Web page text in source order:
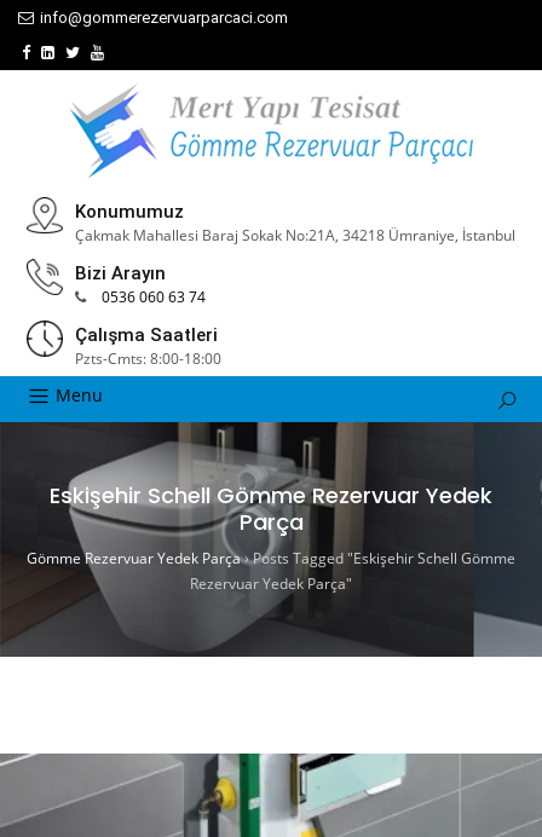
info@gommerezervuarparcaci.com
Konumumuz
Çakmak Mahallesi Baraj Sokak No:21A, 34218 Ümraniye, İstanbul
Bizi Arayın
0536 060 63 74
Çalışma Saatleri
Pzts-Cmts: 8:00-18:00
Menu
Eskişehir Schell Gömme Rezervuar Yedek
Parça
Gömme Rezervuar Yedek Parça›Posts Tagged "Eskişehir Schell Gömme
Rezervuar Yedek Parça"